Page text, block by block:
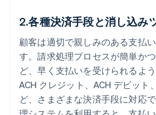
2.各種決済手段と消し込み
顧客は適切で親しみのある支払
す。請求処理プロセスが簡単か
ど、早く支払いを受けられるよ
ACH クレジット、ACH デビット
ど、さまざまな決済手段に対応